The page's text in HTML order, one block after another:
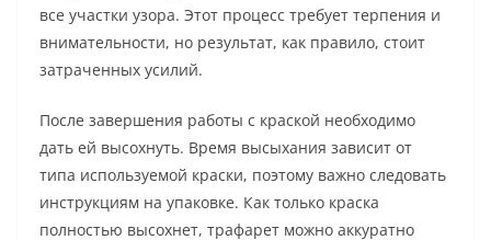
все участки узора. Этот процесс требует терпения и
внимательности, но результат, как правило, стоит
затраченных усилий.
После завершения работы с краской необходимо
дать ей высохнуть. Время высыхания зависит от
типа используемой краски, поэтому важно следовать
инструкциям на упаковке. Как только краска
полностью высохнет, трафарет можно аккуратно